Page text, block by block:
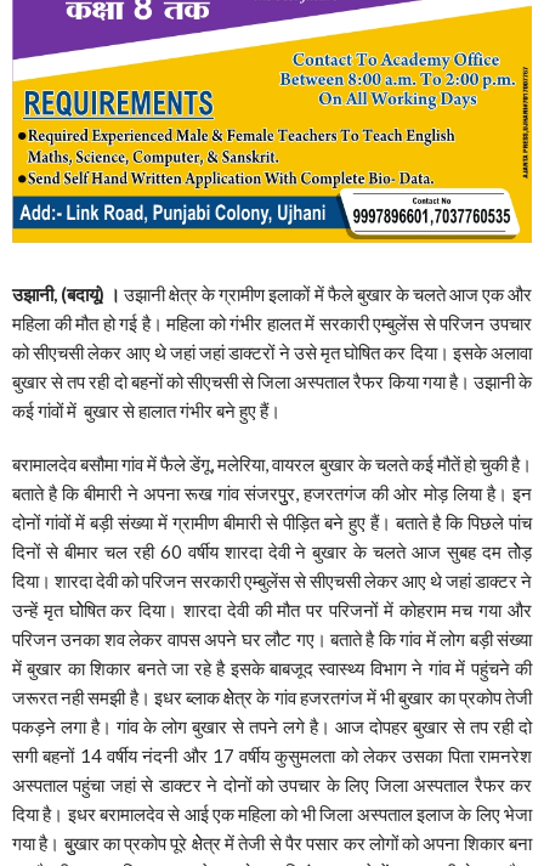
उझानी, (बदायूं) । उझानी क्षेत्र के ग्रामीण इलाकों में फैले बुखार के चलते आज एक और
महिला की मौत हो गई है। महिला को गंभीर हालत में सरकारी एम्बुलेंस से परिजन उपचार
को सीएचसी लेकर आए थे जहां जहां डाक्टरों ने उसे मृत घोषित कर दिया। इसके अलावा
बुखार से तप रही दो बहनों को सीएचसी से जिला अस्पताल रैफर किया गया है। उझानी के
कई गांवों में बुखार से हालात गंभीर बने हुए हैं।
बरामालदेव बसौमा गांव में फैले डेंगू, मलेरिया, वायरल बुखार के चलते कई मौतें हो चुकी है।
बताते है कि बीमारी ने अपना रूख गांव संजरपुुर, हजरतगंज की ओर मोड़ लिया है। इन
दोनों गांवों में बड़ी संख्या में ग्रामीण बीमारी से पीड़ित बने हुए हैं। बताते है कि पिछले पांच
दिनों से बीमार चल रही 60 वर्षीय शारदा देवी ने बुखार के चलते आज सुबह दम तोेड़
दिया। शारदा देवी को परिजन सरकारी एम्बुलेंस से सीएचसी लेकर आए थे जहां डाक्टर ने
उन्हें मृत घोेषित कर दिया। शारदा देवी की मौत पर परिजनों में कोहराम मच गया और
परिजन उनका शव लेकर वापस अपने घर लौट गए। बताते है कि गांव में लोग बड़ी संख्या
में बुखार का शिकार बनते जा रहे है इसके बाबजूद स्वास्थ्य विभाग ने गांव में पहुंचने की
जरूरत नही समझी है। इधर ब्लाक क्षेेत्र के गांव हजरतगंज में भी बुखार का प्रकोप तेजी
पकड़ने लगा है। गांव के लोग बुखार से तपने लगे है। आज दोपहर बुखार से तप रही दो
सगी बहनों 14 वर्षीय नंदनी और 17 वर्षीय कुसुमलता को लेकर उसका पिता रामनरेश
अस्पताल पहुंचा जहां से डाक्टर ने दोनों को उपचार के लिए जिला अस्पताल रैफर कर
दिया है। इधर बरामालदेव से आई एक महिला को भी जिला अस्पताल इलाज के लिए भेजा
गया है। बुुखार का प्रकोप पूरे क्षेेत्र में तेजी से पैर पसार कर लोगों को अपना शिकार बना